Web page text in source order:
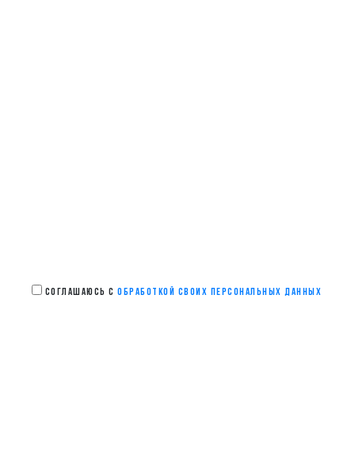
СОГЛАШАЮСЬ С ОБРАБОТКОЙ СВОИХ ПЕРСОНАЛЬНЫХ ДАННЫХ